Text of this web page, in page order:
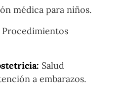
médica para niños.
Procedimientos
Salud
a embarazos.